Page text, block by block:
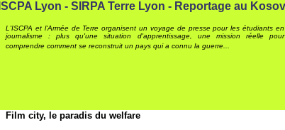
ISCPA Lyon - SIRPA Terre Lyon - Reportage au
L'ISCPA et l'Armée de Terre organisent un voyage de presse pour les étudiants en
journalisme : plus qu'une situation d'apprentissage, une mission réelle pour
comprendre comment se reconstruit un pays qui a connu la guerre...
Film city, le paradis du welfare